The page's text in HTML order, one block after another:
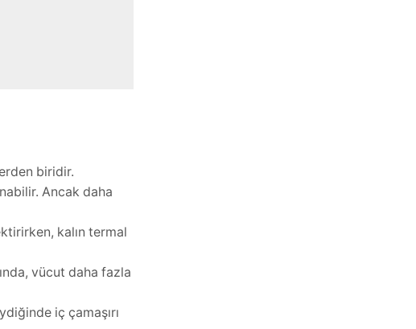
biridir.
Ancak daha
kalın termal
vücut daha fazla
iç çamaşırı